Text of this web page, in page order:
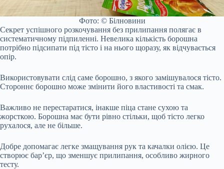
Фото: © Білновини
Секрет успішного розкочування без прилипання полягає в
систематичному підпиленні. Невелика кількість борошна
потрібно підсипати під тісто і на нього щоразу, як відчувається
опір.
Використовувати слід саме борошно, з якого замішувалося тісто.
Стороннє борошно може змінити його властивості та смак.
Важливо не перестаратися, інакше піца стане сухою та
жорсткою. Борошна має бути рівно стільки, щоб тісто легко
рухалося, але не більше.
Добре допомагає легке змащування рук та качалки олією. Це
створює бар’єр, що зменшує прилипання, особливо жирного
тесту.